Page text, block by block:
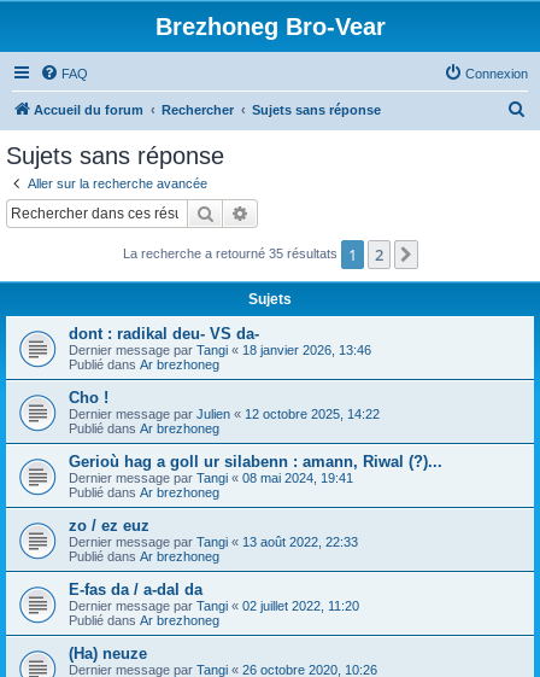
Brezhoneg Bro-Vear
FAQ Connexion
Accueil du forum Rechercher Sujets sans réponse
c
Sujets sans réponse
Aller sur la recherche avancée
Rechercher
La recherche a retourné 35 résultats 1 2
Sujets
dont : radikal deu- VS da-
Dernier message par Tangi « 18 janvier 2026, 13:46
Publié dans Ar brezhoneg
Cho !
Dernier message par Julien « 12 octobre 2025, 14:22
Publié dans Ar brezhoneg
Gerioù hag a goll ur silabenn : amann, Riwal (?)...
Dernier message par Tangi « 08 mai 2024, 19:41
Publié dans Ar brezhoneg
zo / ez euz
Dernier message par Tangi « 13 août 2022, 22:33
Publié dans Ar brezhoneg
E-fas da / a-dal da
Dernier message par Tangi « 02 juillet 2022, 11:20
Publié dans Ar brezhoneg
(Ha) neuze
Dernier message par Tangi « 26 octobre 2020, 10:26